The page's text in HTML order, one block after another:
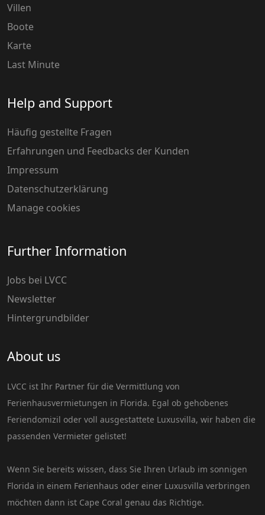
Villen
Boote
Karte
Last Minute
Help and Support
Häufig gestellte Fragen
Erfahrungen und Feedbacks der Kunden
Impressum
Datenschutzerklärung
Manage cookies
Further Information
Jobs bei LVCC
Newsletter
Hintergrundbilder
About us
LVCC ist Ihr Partner für die Vermittlung von
Ferienhausvermietungen in Florida. Egal ob gehobenes
Feriendomizil oder voll ausgestattete Luxusvilla, wir haben die
passenden Vermieter gelistet!
Wenn Sie bereits wissen, dass Sie Ihren Urlaub im sonnigen
Florida in einem Ferienhaus oder einer Luxusvilla verbringen
möchten dann ist Cape Coral genau das Richtige.